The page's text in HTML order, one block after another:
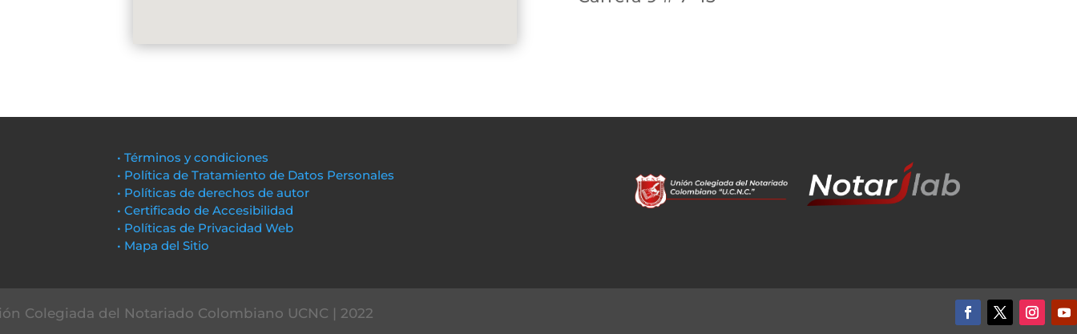
• Términos y condiciones
• Política de Tratamiento de Datos Personales
• Políticas de derechos de autor
• Certificado de Accesibilidad
• Políticas de Privacidad Web
• Mapa del Sitio
Colegiada del Notariado Colombiano UCNC | 2022